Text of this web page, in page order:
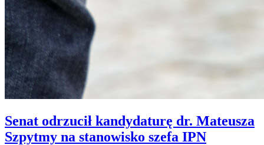
Senat odrzucił kandydaturę dr. Mateusza
Szpytmy na stanowisko szefa IPN